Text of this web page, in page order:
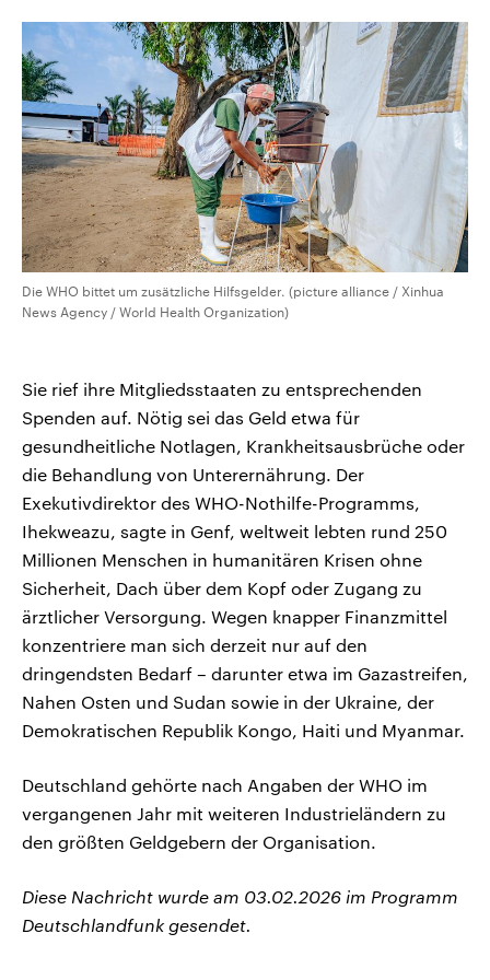
Umfragen, Prognosen,
Wahlprogramme, aktuelle Berichte
und Hintergründe zu den Parteien
und Kandidaten der anstehenden
Wahl.
Sendungen Programm Podcasts
Audio-Archiv
Die WHO bittet um zusätzliche Hilfsgelder. (picture alliance / Xinhua
News Agency / World Health Organization)
Sie rief ihre Mitgliedsstaaten zu entsprechenden
Spenden auf. Nötig sei das Geld etwa für
gesundheitliche Notlagen, Krankheitsausbrüche oder
die Behandlung von Unterernährung. Der
Exekutivdirektor des WHO-Nothilfe-Programms,
Ihekweazu, sagte in Genf, weltweit lebten rund 250
Millionen Menschen in humanitären Krisen ohne
Sicherheit, Dach über dem Kopf oder Zugang zu
ärztlicher Versorgung. Wegen knapper Finanzmittel
konzentriere man sich derzeit nur auf den
dringendsten Bedarf – darunter etwa im Gazastreifen,
Nahen Osten und Sudan sowie in der Ukraine, der
Demokratischen Republik Kongo, Haiti und Myanmar.
Deutschland gehörte nach Angaben der WHO im
vergangenen Jahr mit weiteren Industrieländern zu
den größten Geldgebern der Organisation.
Diese Nachricht wurde am 03.02.2026 im Programm
Deutschlandfunk gesendet.